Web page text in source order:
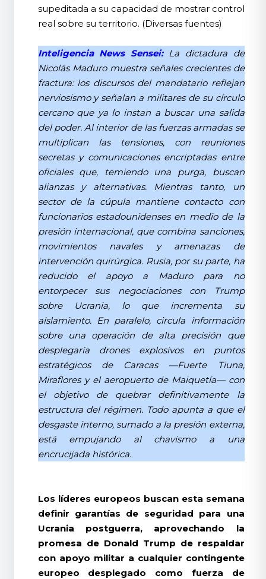
supeditada a su capacidad de mostrar control
real sobre su territorio. (Diversas fuentes)
Inteligencia News Sensei:La dictadura de
Nicolás Maduro muestra señales crecientes de
fractura: los discursos del mandatario reflejan
nerviosismo y señalan a militares de su círculo
cercano que ya lo instan a buscar una salida
del poder. Al interior de las fuerzas armadas se
multiplican las tensiones, con reuniones
secretas y comunicaciones encriptadas entre
oficiales que, temiendo una purga, buscan
alianzas y alternativas. Mientras tanto, un
sector de la cúpula mantiene contacto con
funcionarios estadounidenses en medio de la
presión internacional, que combina sanciones,
movimientos navales y amenazas de
intervención quirúrgica. Rusia, por su parte, ha
reducido el apoyo a Maduro para no
entorpecer sus negociaciones con Trump
sobre Ucrania, lo que incrementa su
aislamiento. En paralelo, circula información
sobre una operación de alta precisión que
desplegaría drones explosivos en puntos
estratégicos de Caracas —Fuerte Tiuna,
Miraflores y el aeropuerto de Maiquetía— con
el objetivo de quebrar definitivamente la
estructura del régimen. Todo apunta a que el
desgaste interno, sumado a la presión externa,
está empujando al chavismo a una
encrucijada histórica.
Los líderes europeos buscan esta semana
definir garantías de seguridad para una
Ucrania postguerra, aprovechando la
promesa de Donald Trump de respaldar
con apoyo militar a cualquier contingente
europeo desplegado como fuerza de